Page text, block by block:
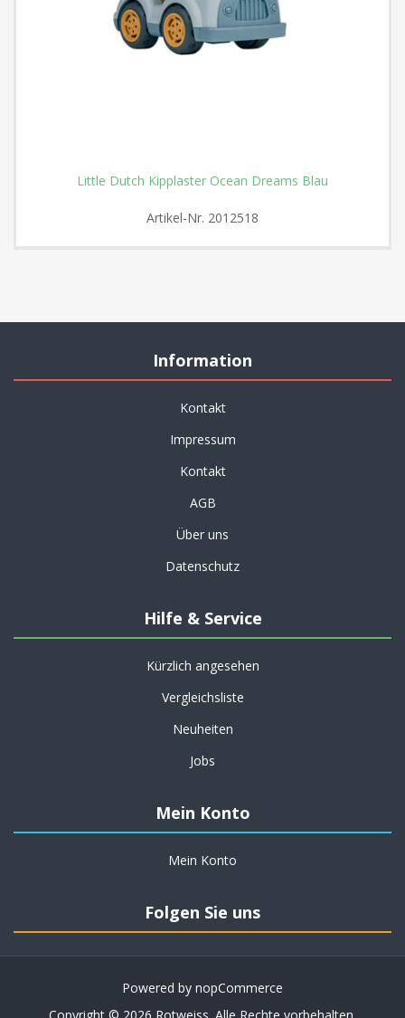
Little Dutch Kipplaster Ocean Dreams Blau
Artikel-Nr. 2012518
Information
Kontakt
Impressum
Kontakt
AGB
Über uns
Datenschutz
Hilfe & Service
Kürzlich angesehen
Vergleichsliste
Neuheiten
Jobs
Mein Konto
Mein Konto
Folgen Sie uns
Powered by nopCommerce
Copyright © 2026 Rotweiss. Alle Rechte vorbehalten.